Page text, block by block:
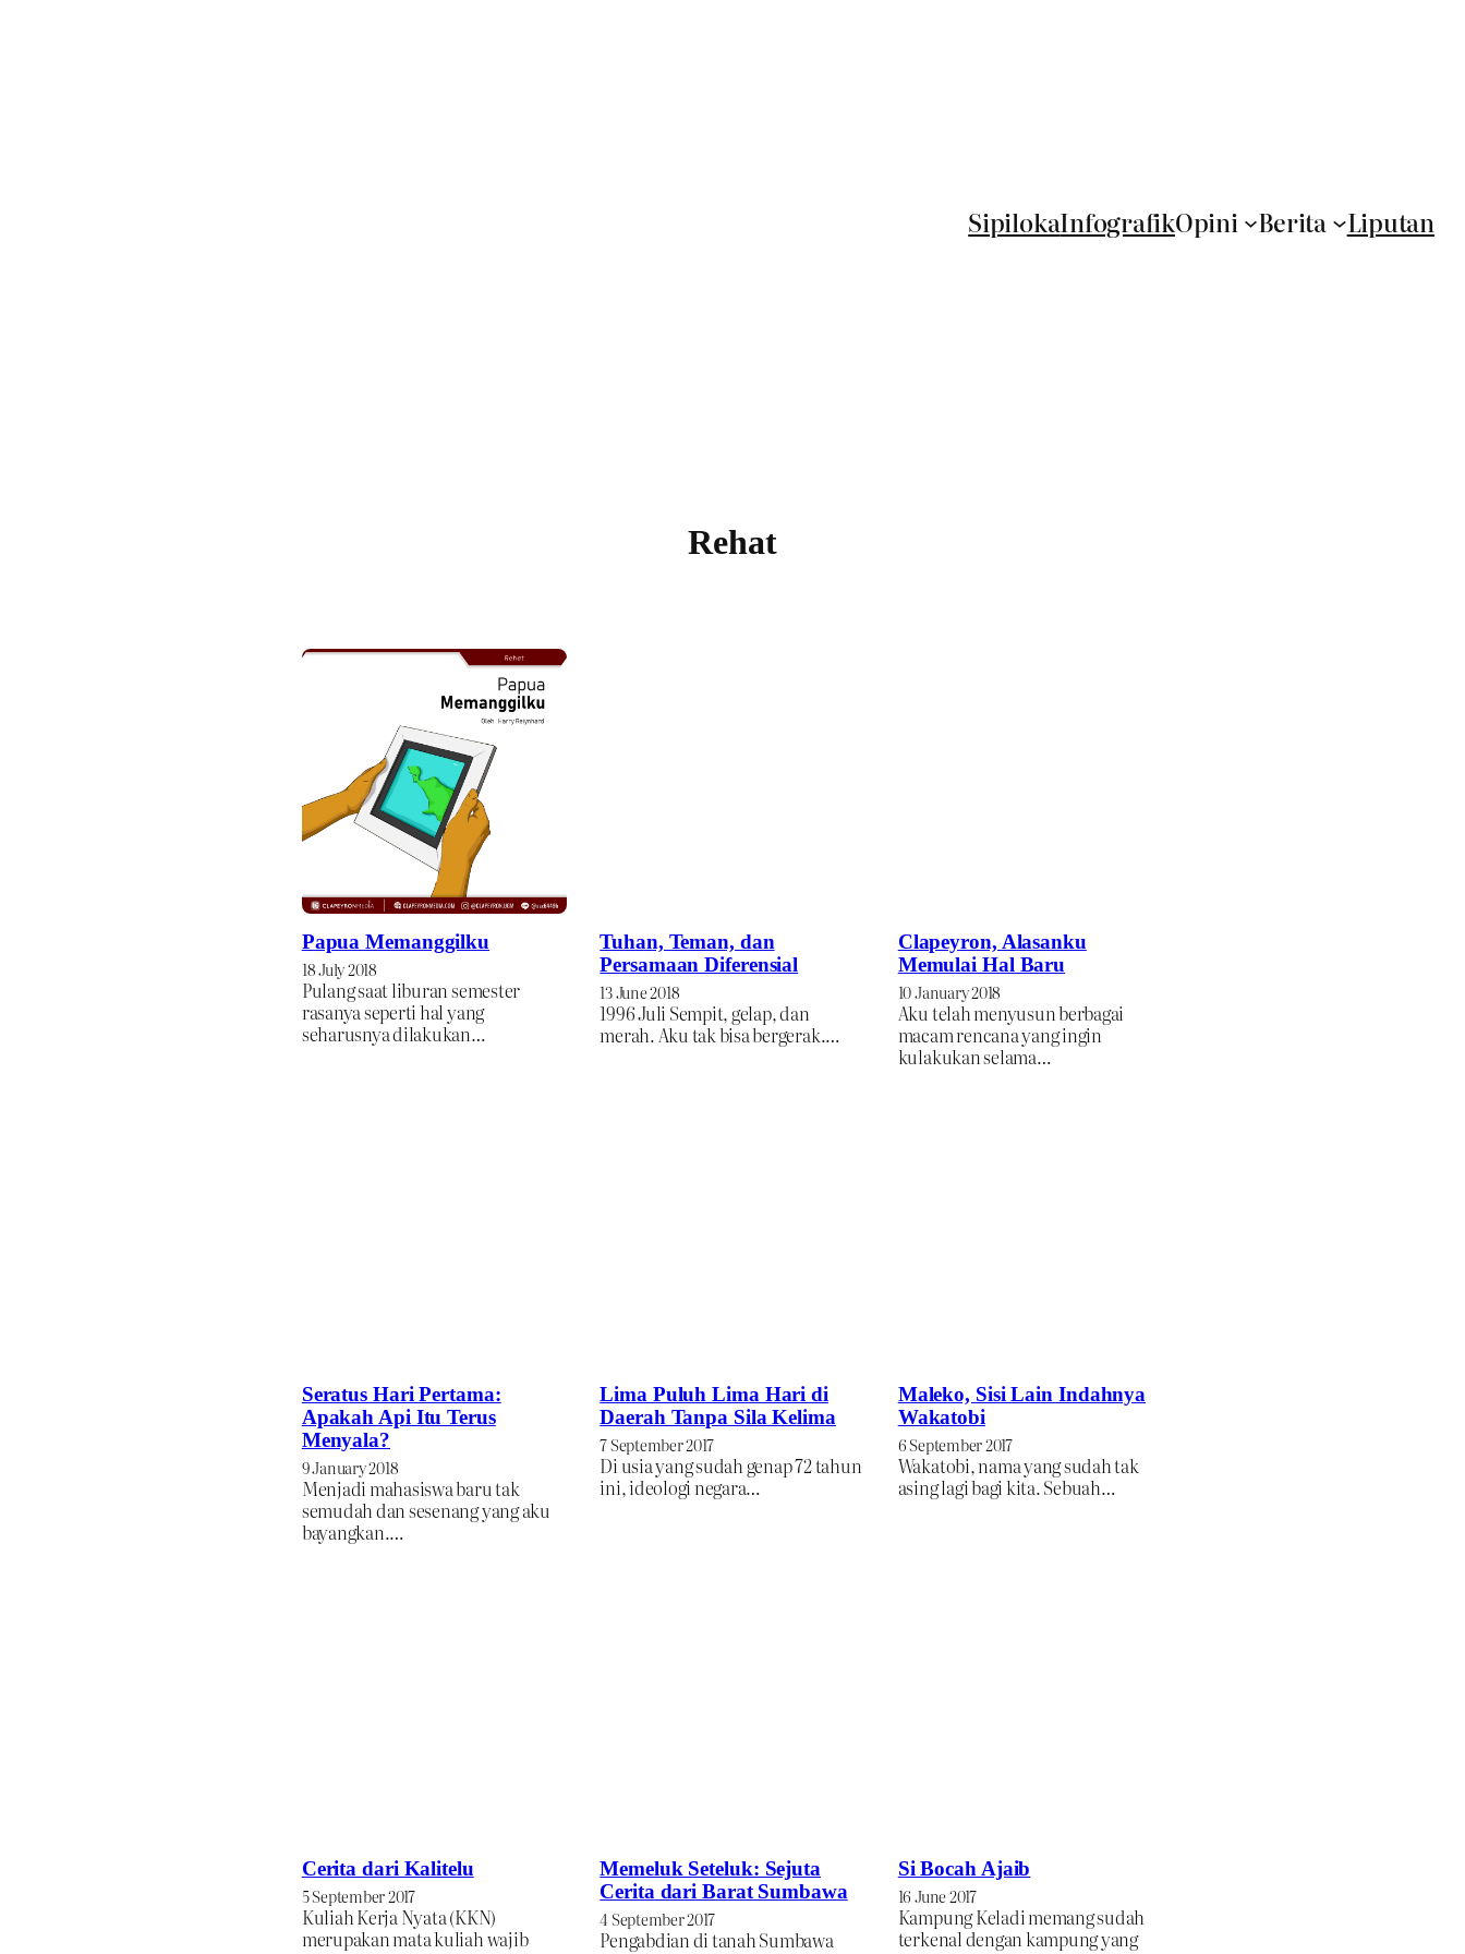
SipilokaInfografikOpini Berita Liputan
Rehat
Papua Memanggilku
18 July 2018
Pulang saat liburan semester
rasanya seperti hal yang
seharusnya dilakukan…
Tuhan, Teman, dan
Persamaan Diferensial
13 June 2018
1996 Juli Sempit, gelap, dan
merah. Aku tak bisa bergerak.…
Clapeyron, Alasanku
Memulai Hal Baru
10 January 2018
Aku telah menyusun berbagai
macam rencana yang ingin
kulakukan selama…
Seratus Hari Pertama:
Apakah Api Itu Terus
Menyala?
9 January 2018
Menjadi mahasiswa baru tak
semudah dan sesenang yang aku
bayangkan.…
Lima Puluh Lima Hari di
Daerah Tanpa Sila Kelima
7 September 2017
Di usia yang sudah genap 72 tahun
ini, ideologi negara…
Maleko, Sisi Lain Indahnya
Wakatobi
6 September 2017
Wakatobi, nama yang sudah tak
asing lagi bagi kita. Sebuah…
Cerita dari Kalitelu
5 September 2017
Kuliah Kerja Nyata (KKN)
merupakan mata kuliah wajib
Memeluk Seteluk: Sejuta
Cerita dari Barat Sumbawa
4 September 2017
Pengabdian di tanah Sumbawa
Si Bocah Ajaib
16 June 2017
Kampung Keladi memang sudah
terkenal dengan kampung yang